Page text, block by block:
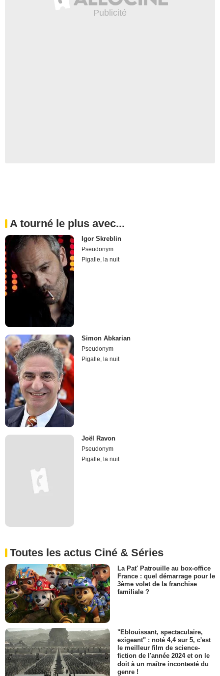
A tourné le plus avec...
Igor Skreblin
Pseudonym
Pigalle, la nuit
Simon Abkarian
Pseudonym
Pigalle, la nuit
Joël Ravon
Pseudonym
Pigalle, la nuit
Toutes les actus Ciné & Séries
La Pat' Patrouille au box-office
France : quel démarrage pour le
3ème volet de la franchise
familiale ?
"Eblouissant, spectaculaire,
exigeant" : noté 4,4 sur 5, c'est
le meilleur film de science-
fiction de l'année 2024 et on le
doit à un maître incontesté du
genre !